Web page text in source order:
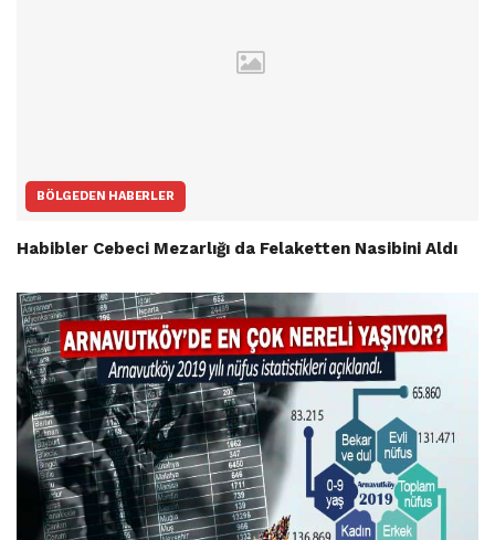
BÖLGEDEN HABERLER
Habibler Cebeci Mezarlığı da Felaketten Nasibini Aldı